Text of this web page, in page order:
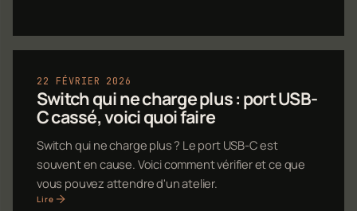
22 FÉVRIER 2026
Switch qui ne charge plus : port USB-
C cassé, voici quoi faire
Switch qui ne charge plus ? Le port USB-C est
souvent en cause. Voici comment vérifier et ce que
vous pouvez attendre d'un atelier.
Lire